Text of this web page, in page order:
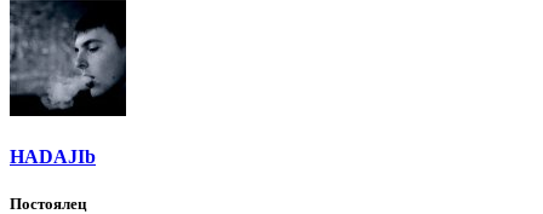
HADAJIb
Постоялец